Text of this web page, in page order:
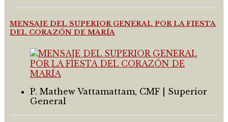
MENSAJE DEL SUPERIOR GENERAL POR LA FIESTA
DEL CORAZÓN DE MARÍA
P. Mathew Vattamattam, CMF | Superior
General